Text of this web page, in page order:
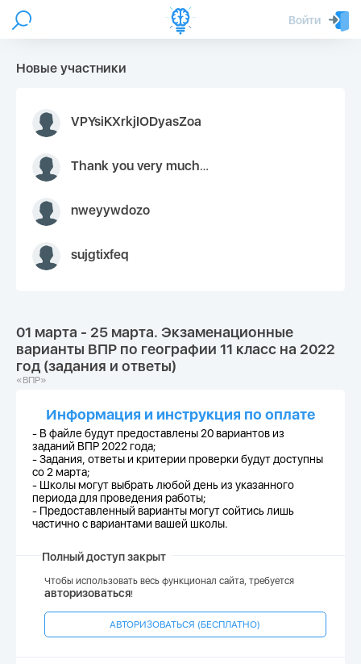
Войти
Новые участники
VPYsiKXrkjIODyasZoa
Thank you very much for your inquiry We appreciate you 9126052 https://youtube.com faceapple !
nweyywdozo
sujgtixfeq
01 марта - 25 марта. Экзаменационные
варианты ВПР по географии 11 класс на 2022
год (задания и ответы)
«ВПР»
Информация и инструкция по оплате
- В файле будут предоставлены 20 вариантов из
заданий ВПР 2022 года;
-Задания, ответы и критерии проверки будут доступны
со 2 марта;
- Школы могут выбрать любой день из указанного
периода для проведения работы;
- Предоставленный варианты могут сойтись лишь
частично с вариантами вашей школы.
Полный доступ закрыт
Чтобы использовать весь функционал сайта, требуется
авторизоваться!
АВТОРИЗОВАТЬСЯ (БЕСПЛАТНО)